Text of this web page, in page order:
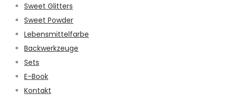
Sweet Glitters
Sweet Powder
Lebensmittelfarbe
Backwerkzeuge
Sets
E-Book
Kontakt